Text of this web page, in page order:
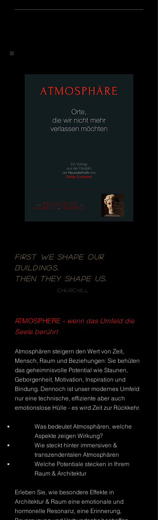
First we shape our
buildings,
then they shape us.
Churchill
ATMOSPHERE - wenn das Umfeld die
Seele berührt
Atmosphären steigern den Wert von Zeit,
Mensch, Raum und Beziehungen: Sie behüten
das geheimnisvolle Potential wie Staunen,
Geborgenheit, Motivation, Inspiration und
Bindung. Dennoch ist unser modernes Umfeld
nur eine technische, effiziente aber auch
emotionslose Hülle - es wird Zeit zur Rückkehr.
Was bedeutet Atmosphären, welche
Aspekte zeigen Wirkung?
Wie steckt hinter immersiven &
transzendentalen Atmosphären
Welche Potentiale stecken in Ihrem
Raum & Architektur
Erleben Sie, wie besondere Effekte in
Architektur & Raum eine emotionale und
hormonelle Resonanz, eine Erinnerung,